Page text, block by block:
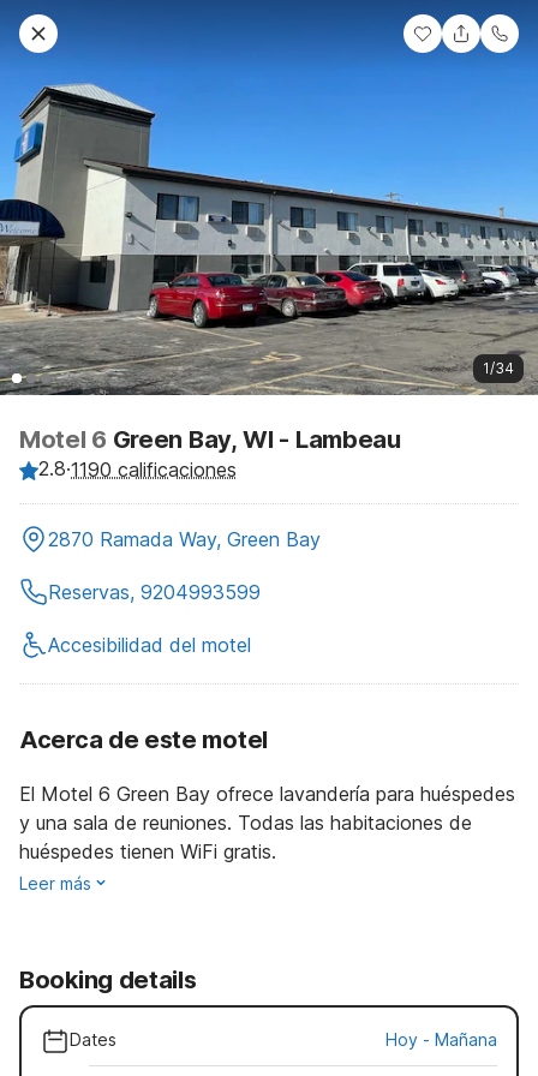
1/34
Motel 6 Green Bay, WI - Lambeau
2.8·1190 calificaciones
2870 Ramada Way, Green Bay
Reservas, 9204993599
Accesibilidad del motel
Acerca de este motel
El Motel 6 Green Bay ofrece lavandería para huéspedes
y una sala de reuniones. Todas las habitaciones de
huéspedes tienen WiFi gratis.
Leer más
Booking details
Dates Hoy - Mañana